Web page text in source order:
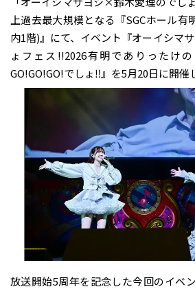
上過去最大規模となる『SGCホール有
内1階)』にて、イベント『オーイシマ
ょフェス!!2026有明でありったけ
GO!GO!GO!でしょ‼︎』を5月20日に開催
放送開始5周年を記念した今回のイベ